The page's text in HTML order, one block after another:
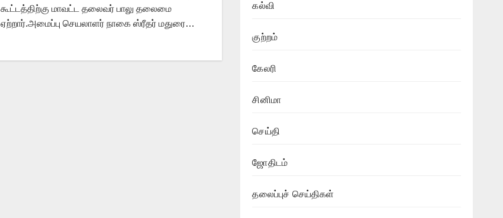
கூட்டத்திற்கு மாவட்ட தலைவர் பாலு தலைமை
ஏற்றார்.அமைப்பு செயலாளர் நாகை ஸ்ரீதர் மதுரை…
கல்வி
குற்றம்
கேலரி
சினிமா
செய்தி
ஜோதிடம்
தலைப்புச் செய்திகள்